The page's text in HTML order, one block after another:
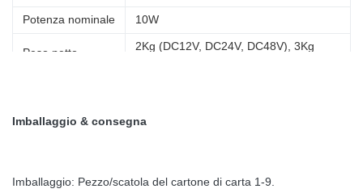
Potenza nominale 10W
Peso netto
2Kg (DC12V, DC24V, DC48V), 3Kg
Imballaggio & consegna
Imballaggio: Pezzo/scatola del cartone di carta 1-9.